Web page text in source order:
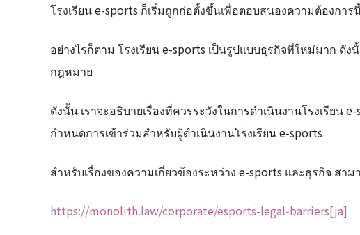
โรงเรียน e-sports ก็เริ่มถูกก่อตั้งขึ้นเพื่อตอบสนองความต้องการ
อย่างไรก็ตาม โรงเรียน e-sports เป็นรูปแบบธุรกิจที่ใหม่มาก ดั
กฎหมาย
ดังนั้น เราจะอธิบายเรื่องที่ควรระวังในการดำเนินงานโรงเรียน
กำหนดการเข้าร่วมสำหรับผู้ดำเนินงานโรงเรียน e-sports
สำหรับเรื่องของความเกี่ยวข้องระหว่าง e-sports และธุรกิจ สา
https://monolith.law/corporate/esports-legal-barriers[ja]